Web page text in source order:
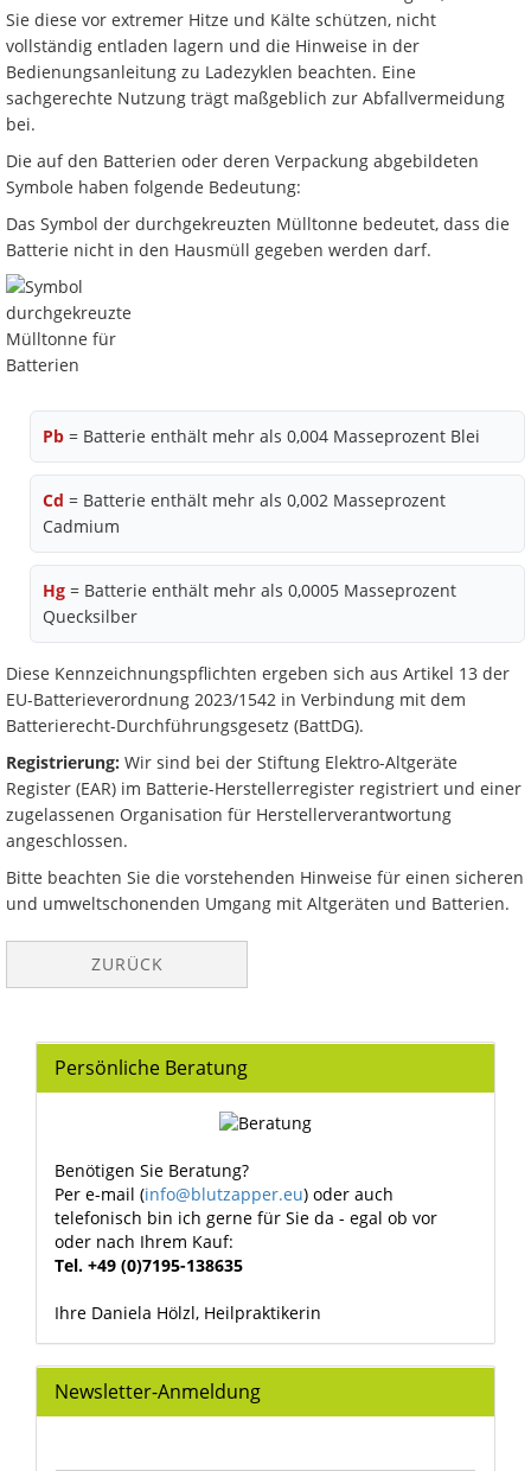
Sie diese vor extremer Hitze und Kälte schützen, nicht
vollständig entladen lagern und die Hinweise in der
Bedienungsanleitung zu Ladezyklen beachten. Eine
sachgerechte Nutzung trägt maßgeblich zur Abfallvermeidung
bei.
Die auf den Batterien oder deren Verpackung abgebildeten
Symbole haben folgende Bedeutung:
Das Symbol der durchgekreuzten Mülltonne bedeutet, dass die
Batterie nicht in den Hausmüll gegeben werden darf.
Pb = Batterie enthält mehr als 0,004 Masseprozent Blei
Cd = Batterie enthält mehr als 0,002 Masseprozent
Cadmium
Hg = Batterie enthält mehr als 0,0005 Masseprozent
Quecksilber
Diese Kennzeichnungspflichten ergeben sich aus Artikel 13 der
EU-Batterieverordnung 2023/1542 in Verbindung mit dem
Batterierecht-Durchführungsgesetz (BattDG).
Registrierung: Wir sind bei der Stiftung Elektro-Altgeräte
Register (EAR) im Batterie-Herstellerregister registriert und einer
zugelassenen Organisation für Herstellerverantwortung
angeschlossen.
Bitte beachten Sie die vorstehenden Hinweise für einen sicheren
und umweltschonenden Umgang mit Altgeräten und Batterien.
ZURÜCK
Persönliche Beratung
Benötigen Sie Beratung?
Per e-mail (info@blutzapper.eu) oder auch
telefonisch bin ich gerne für Sie da - egal ob vor
oder nach Ihrem Kauf:
Tel. +49 (0)7195-138635
Ihre Daniela Hölzl, Heilpraktikerin
Newsletter-Anmeldung